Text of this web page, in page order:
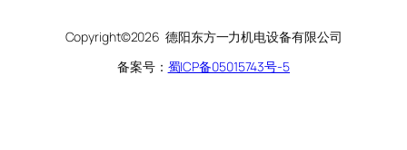
Copyright©2026 德阳东方一力机电设备有限公司
备案号： 蜀ICP备05015743号-5